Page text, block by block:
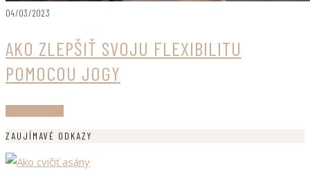
04/03/2023
AKO ZLEPŠIŤ SVOJU FLEXIBILITU
POMOCOU JOGY
ZAUJÍMAVÉ ODKAZY